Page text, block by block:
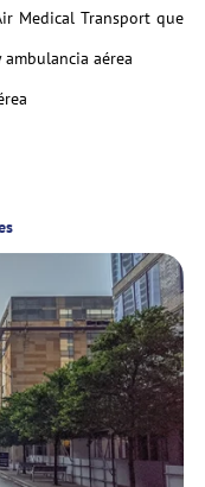
Medical Transport que
aérea